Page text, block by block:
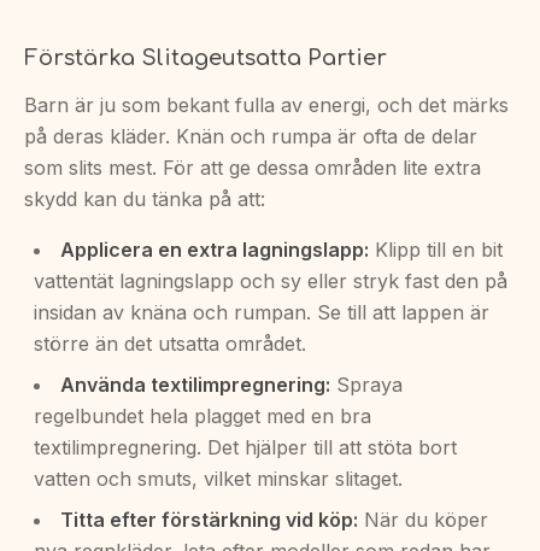
Förstärka Slitageutsatta Partier
Barn är ju som bekant fulla av energi, och det märks
på deras kläder. Knän och rumpa är ofta de delar
som slits mest. För att ge dessa områden lite extra
skydd kan du tänka på att:
Applicera en extra lagningslapp: Klipp till en bit
vattentät lagningslapp och sy eller stryk fast den på
insidan av knäna och rumpan. Se till att lappen är
större än det utsatta området.
Använda textilimpregnering: Spraya
regelbundet hela plagget med en bra
textilimpregnering. Det hjälper till att stöta bort
vatten och smuts, vilket minskar slitaget.
Titta efter förstärkning vid köp: När du köper